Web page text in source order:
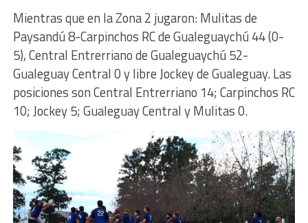
Mientras que en la Zona 2 jugaron: Mulitas de
Paysandú 8-Carpinchos RC de Gualeguaychú 44 (0-
5), Central Entrerriano de Gualeguaychú 52-
Gualeguay Central 0 y libre Jockey de Gualeguay. Las
posiciones son Central Entrerriano 14; Carpinchos RC
10; Jockey 5; Gualeguay Central y Mulitas 0.